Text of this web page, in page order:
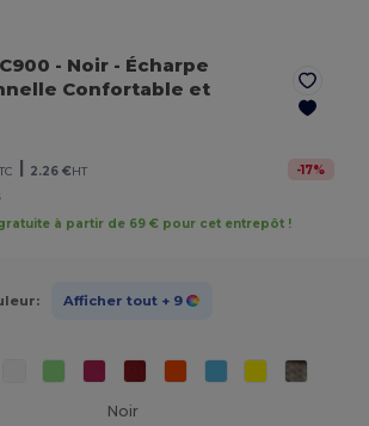
- Noir - Écharpe
Confortable et
| 2.26 €HT -17%
à partir de 69 € pour cet entrepôt !
Afficher tout + 9
Noir